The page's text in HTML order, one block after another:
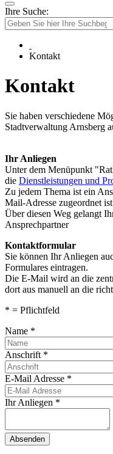
Ihre Suche:
Kontakt
Kontakt
Sie haben verschiedene
Stadtverwaltung Arnsberg
Ihr Anliegen
Unter dem Menüpunkt
die Dienstleistungen und
Zu jedem Thema ist ein
Mail-Adresse zugeordnet
Über diesen Weg gelangt
Ansprechpartner
Kontaktformular
Sie können Ihr Anliegen
Formulares eintragen.
Die E-Mail wird an die
dort aus manuell an die
* = Pflichtfeld
Name *
Anschrift *
E-Mail Adresse *
Ihr Anliegen *
Absenden